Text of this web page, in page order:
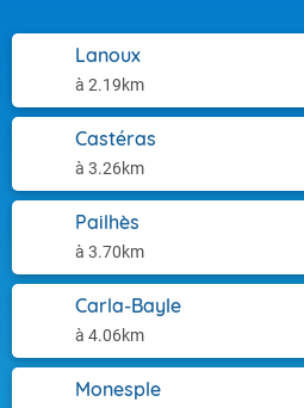
Lanoux
à 2.19km
Castéras
à 3.26km
Pailhès
à 3.70km
Carla-Bayle
à 4.06km
Monesple